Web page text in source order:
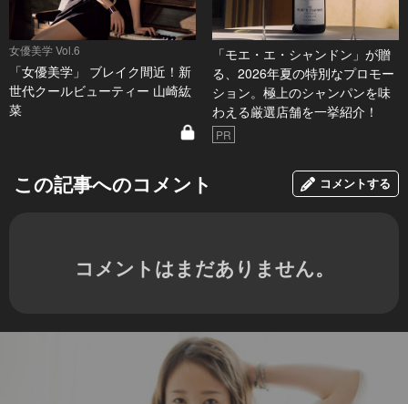
女優美学 Vol.6
「女優美学」 ブレイク間近！新
世代クールビューティー 山崎紘
菜
「モエ・エ・シャンドン」が贈
る、2026年夏の特別なプロモー
ション。極上のシャンパンを味
わえる厳選店舗を一挙紹介！
PR
この記事へのコメント コメントする
コメントはまだありません。